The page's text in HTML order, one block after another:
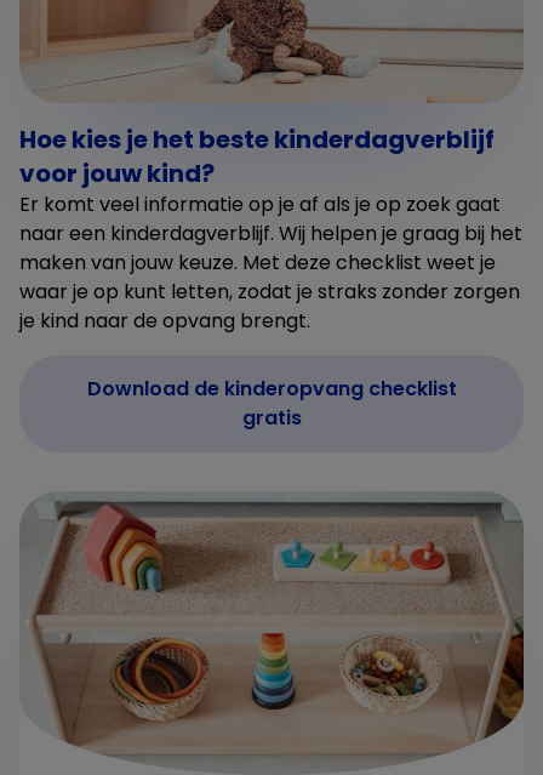
Hoe kies je het beste kinderdagverblijf
voor jouw kind?
Er komt veel informatie op je af als je op zoek gaat
naar een kinderdagverblijf. Wij helpen je graag bij het
maken van jouw keuze. Met deze checklist weet je
waar je op kunt letten, zodat je straks zonder zorgen
je kind naar de opvang brengt.
Download de kinderopvang checklist
gratis